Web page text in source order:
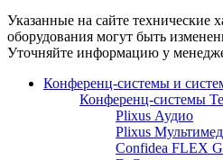
Указанные на сайте технические
оборудования могут быть
Уточняйте информацию у
Конференц-системы и
Конференц-системы
Plixus Аудио
Plixus
Confidea FLEX